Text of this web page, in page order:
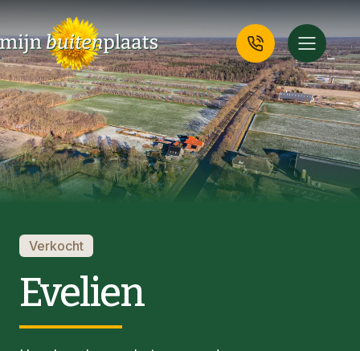
Verkocht
Evelien